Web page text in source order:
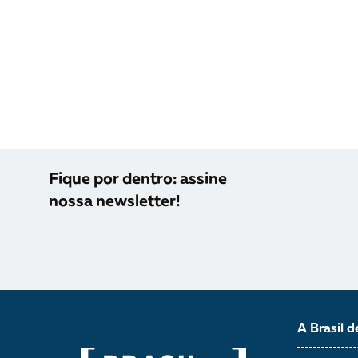
Fique por dentro: assine
nossa newsletter!
A Brasil